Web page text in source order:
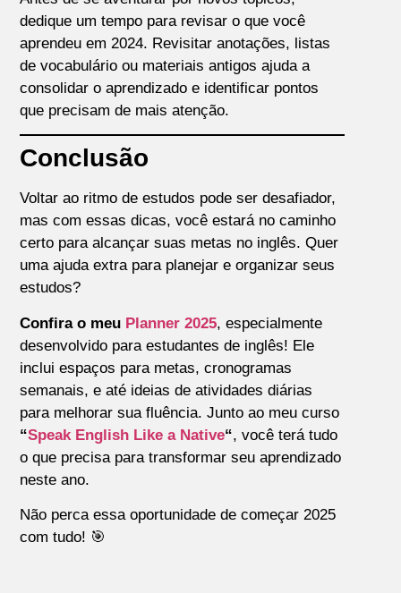
dedique um tempo para revisar o que você
aprendeu em 2024. Revisitar anotações, listas
de vocabulário ou materiais antigos ajuda a
consolidar o aprendizado e identificar pontos
que precisam de mais atenção.
Conclusão
Voltar ao ritmo de estudos pode ser desafiador,
mas com essas dicas, você estará no caminho
certo para alcançar suas metas no inglês. Quer
uma ajuda extra para planejar e organizar seus
estudos?
Confira o meu Planner 2025, especialmente
desenvolvido para estudantes de inglês! Ele
inclui espaços para metas, cronogramas
semanais, e até ideias de atividades diárias
para melhorar sua fluência. Junto ao meu curso
“Speak English Like a Native“, você terá tudo
o que precisa para transformar seu aprendizado
neste ano.
Não perca essa oportunidade de começar 2025
com tudo! 🎯